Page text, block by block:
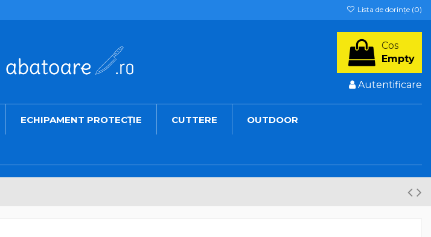
Lista de dorințe (0)
Cos
Empty
Autentificare
ECHIPAMENT PROTECȚIE CUTTERE OUTDOOR